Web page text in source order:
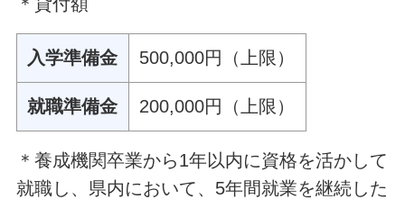
入学準備金 500,000円（上限）
就職準備金 200,000円（上限）
＊養成機関卒業から1年以内に資格を活かして
就職し、県内において、5年間就業を継続した